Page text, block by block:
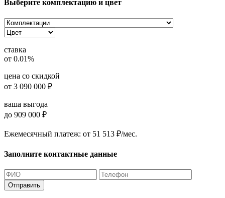
Выберите комплектацию и цвет
ставка
от 0.01%
цена со скидкой
от 3 090 000 ₽
ваша выгода
до 909 000 ₽
Ежемесячный платеж: от 51 513 ₽/мес.
Заполните контактные данные
Отправить